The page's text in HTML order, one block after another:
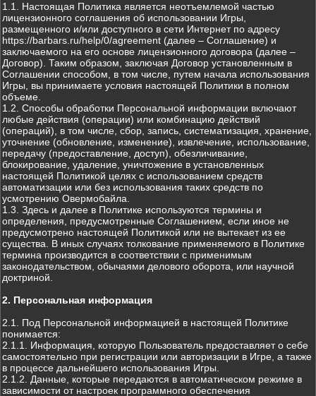
1.1. Настоящая Политика является неотъемлемой частью
лицензионного соглашения об использовании Игры,
размещенного и/или доступного в сети Интернет по адресу
https://barbars.ru/help/0/agreement (далее – Соглашение) и
заключаемого на его основе лицензионного договора (далее –
Договор). Таким образом, заключая Договор установленным в
Соглашении способом, в том числе, путем начала использования
Игры, вы принимаете условия настоящей Политики в полном
объеме.
1.2. Способы обработки Персональной информации включают
любые действия (операции) или комбинацию действий
(операций), в том числе, сбор, запись, систематизация, хранение,
уточнение (обновление, изменение), извлечение, использование,
передачу (предоставление, доступ), обезличивание,
блокирование, удаление, уничтожение в установленных
настоящей Политикой целях с использованием средств
автоматизации или без использования таких средств по
усмотрению Овермобайла.
1.3. Здесь и далее в Политике используются термины и
определения, предусмотренные Соглашением, если иное не
предусмотрено настоящей Политикой или не вытекает из ее
существа. В иных случаях толкование применяемого в Политике
термина производится в соответствии с применимым
законодательством, обычаями делового оборота, или научной
доктриной.
2. Персональная информация
2.1. Под Персональной информацией в настоящей Политике
понимается:
2.1.1. Информация, которую Пользователь предоставляет о себе
самостоятельно при регистрации или авторизации в Игре, а также
в процессе дальнейшего использования Игры.
2.1.2. Данные, которые передаются в автоматическом режиме в
зависимости от настроек программного обеспечения